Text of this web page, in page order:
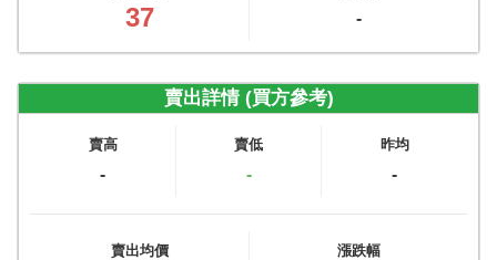
37 -
賣出詳情 (買方參考)
賣高
-
賣低
-
昨均
-
賣出均價 漲跌幅